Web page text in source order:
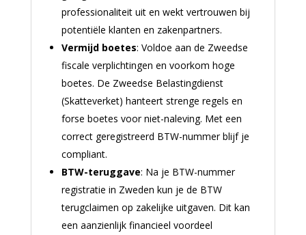
professionaliteit uit en wekt vertrouwen bij
potentiële klanten en zakenpartners.
Vermijd boetes: Voldoe aan de Zweedse
fiscale verplichtingen en voorkom hoge
boetes. De Zweedse Belastingdienst
(Skatteverket) hanteert strenge regels en
forse boetes voor niet-naleving. Met een
correct geregistreerd BTW-nummer blijf je
compliant.
BTW-teruggave: Na je BTW-nummer
registratie in Zweden kun je de BTW
terugclaimen op zakelijke uitgaven. Dit kan
een aanzienlijk financieel voordeel